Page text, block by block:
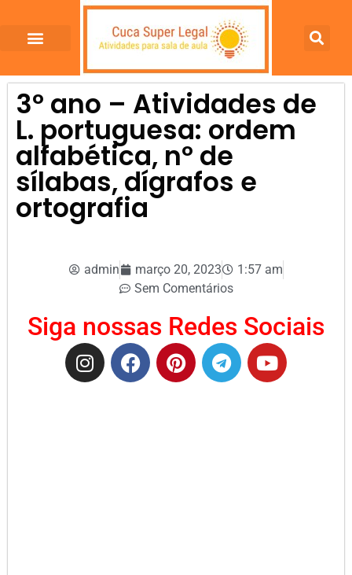
3º ano – Atividades de
L. portuguesa: ordem
alfabética, nº de
sílabas, dígrafos e
ortografia
admin março 20, 2023
1:57 am
Sem Comentários
Siga nossas Redes Sociais